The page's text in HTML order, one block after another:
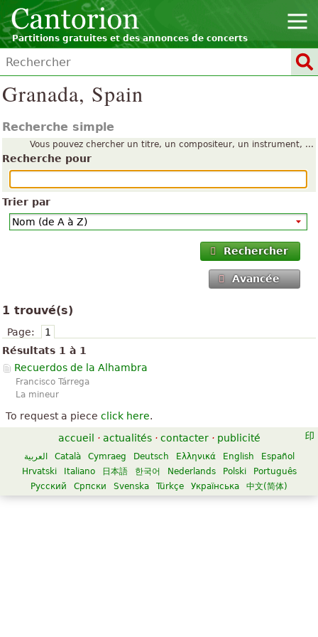
Partitions gratuites et des annonces de concerts
Granada, Spain
Recherche simple
Vous pouvez chercher un titre, un compositeur, un instrument, ...
Recherche pour
Trier par
Rechercher
Avancée
1 trouvé(s)
Page:
1
Résultats 1 à 1
Recuerdos de la Alhambra
Francisco Tárrega
La mineur
To request a piece click here.
accueil
· actualités · contacter · publicité
العربية Català Cymraeg Deutsch Ελληνικά English
Español
Hrvatski
Italiano 日本語 한국어 Nederlands Polski
Português
Русский
Српски Svenska Türkçe Українська 中文(简体)